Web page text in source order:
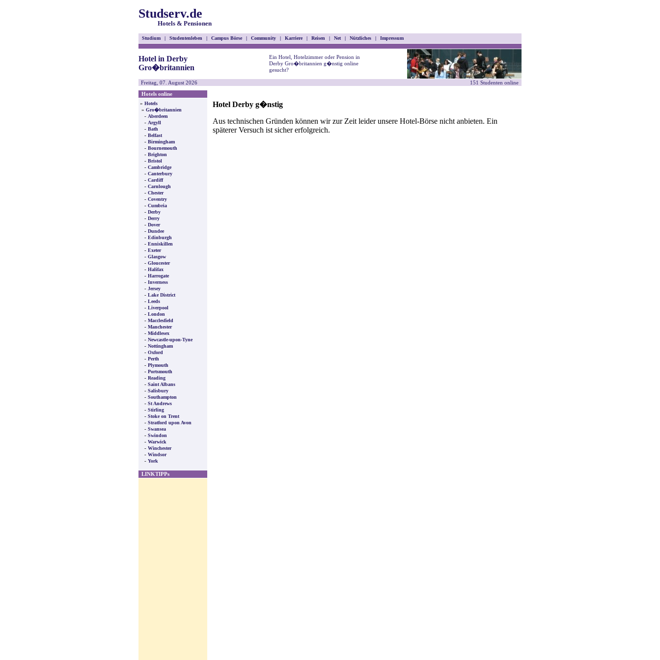
Studserv.de
Hotels & Pensionen
Studium | Studentenleben | Campus Börse | Community | Karriere | Reisen | Net | Nützliches | Impressum
Hotel in Derby
Gro�britannien
Ein Hotel, Hotelzimmer oder Pension in
Derby Gro�britannien g�nstig online
gesucht?
Freitag, 07. August 2026
151 Studenten online
Hotels online
» Hotels
» Gro�britannien
- Aberdeen
- Argyll
- Bath
- Belfast
- Birmingham
- Bournemouth
- Brighton
- Bristol
- Cambridge
- Canterbury
- Cardiff
- Carnlough
- Chester
- Coventry
- Cumbria
- Derby
- Derry
- Dover
- Dundee
- Edinburgh
- Enniskillen
- Exeter
- Glasgow
- Gloucester
- Halifax
- Harrogate
- Inverness
- Jersey
- Lake District
- Leeds
- Liverpool
- London
- Macclesfield
- Manchester
- Middlesex
- Newcastle-upon-Tyne
- Nottingham
- Oxford
- Perth
- Plymouth
- Portsmouth
- Reading
- Saint Albans
- Salisbury
- Southampton
- St Andrews
- Stirling
- Stoke on Trent
- Stratford upon Avon
- Swansea
- Swindon
- Warwick
- Winchester
- Windsor
- York
LINKTIPPs
Hotel Derby g�nstig
Aus technischen Gründen können wir zur Zeit leider unsere Hotel-Börse nicht anbieten. Ein
späterer Versuch ist sicher erfolgreich.